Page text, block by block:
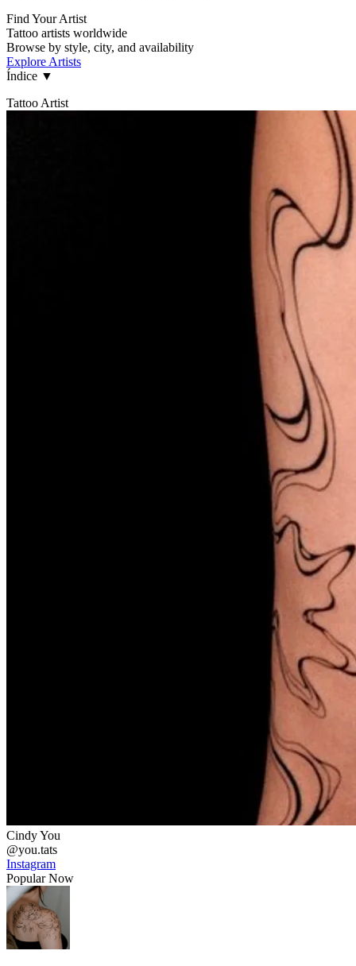
Find Your Artist
Tattoo artists worldwide
Browse by style, city, and availability
Explore Artists
Índice ▼
Tattoo Artist
Cindy You
@you.tats
Instagram
Popular Now